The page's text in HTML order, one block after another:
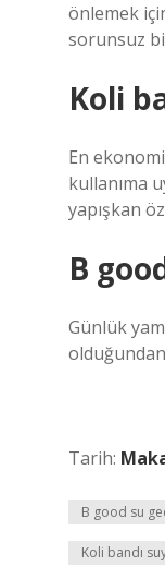
önlemek
sorunsuz
Koli
En
kullanıma
yapışkan
B
Günlük
Tarih:
B good su
Koli bandı